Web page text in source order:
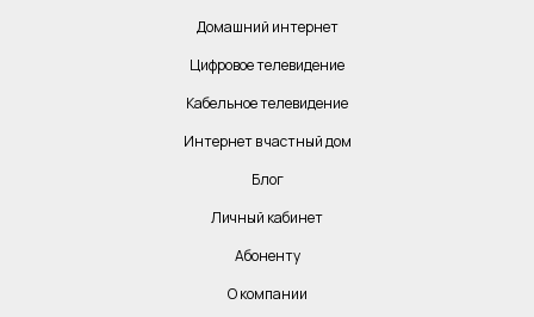
Домашний интернет
Цифровое телевидение
Кабельное телевидение
Интернет в частный дом
Блог
Личный кабинет
Абоненту
О компании